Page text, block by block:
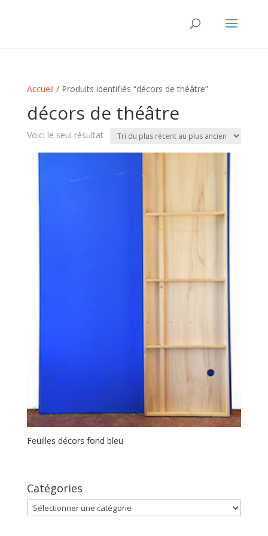
Accueil / Produits identifiés “décors de théâtre”
décors de théâtre
Voici le seul résultat
Feuilles décors fond bleu
Catégories
Catégories